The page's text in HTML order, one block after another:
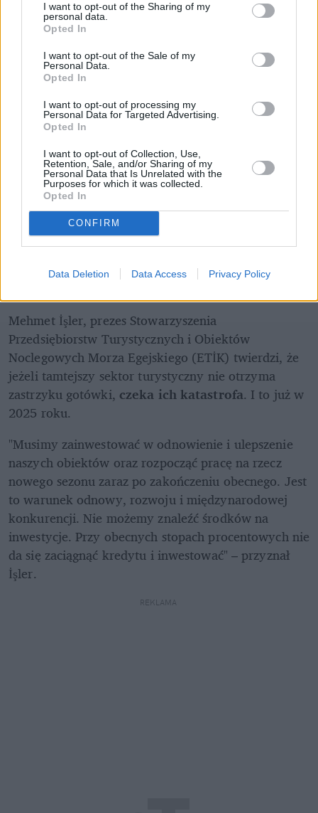
I want to opt-out of the Sharing of my
personal data.
Opted In
I want to opt-out of the Sale of my
Personal Data.
Opted In
I want to opt-out of processing my
Personal Data for Targeted Advertising.
Opted In
I want to opt-out of Collection, Use,
Retention, Sale, and/or Sharing of my
Personal Data that Is Unrelated with the
Purposes for which it was collected.
Opted In
CONFIRM
Data Deletion Data Access Privacy Policy
Łupiemy carski beton!  Drytooling
pod Warszawą (Janówek Pierwszy) |
Mehmet İşler, prezes Stowarzyszenia
Przedsiębiorstw Turystycznych i Obiektów
Noclegowych Morza Egejskiego (ETİK) twierdzi, że
jeżeli tamtejszy sektor turystyczny nie otrzyma
zastrzyku gotówki, czeka ich katastrofa. I to już w
2025 roku.
"Musimy zainwestować w odnowienie i ulepszenie
naszych obiektów oraz rozpocząć pracę na rzecz
nowego sezonu zaraz po zakończeniu obecnego. Jest
to warunek odnowy, rozwoju i międzynarodowej
konkurencji. Nie możemy znaleźć środków na
inwestycje. Przy obecnych stopach procentowych nie
da się zaciągnąć kredytu i inwestować" – przyznał
İşler.
REKLAMA